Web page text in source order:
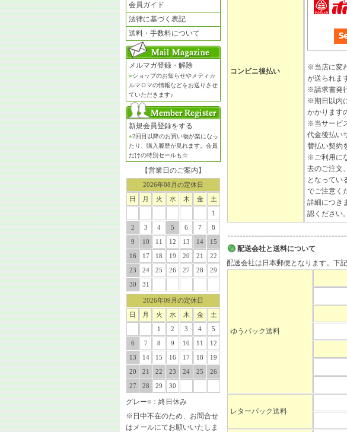
会員ガイド
法律に基づく表記
送料・手数料について
メルマガ登録・解除
●ショップのお知らせやメディカ
ルマロマの情報などをお送りさせ
ていただきます♪
新規会員登録をする
●2回目以降のお買い物が楽になっ
たり、購入履歴が見れます。会員
だけの特別セールも☆
【営業日のご案内】
2026年08月の定休日
日
月 火 水 木 金
土
1
2
3 4 5 6 7
8
9
10 11 12 13 14
15
16
17 18 19 20 21
22
23
24 25 26 27 28
29
30
31
2026年09月の定休日
日
月 火 水 木 金
土
1
2 3 4
5
6
7 8 9 10 11
12
13
14 15 16 17 18
19
20
21 22 23 24 25
26
27
28 29 30
グレー■ ：終日休み
※日中不在のため、お問合せ
はメールにてお願いいたしま
コンビニ後払い
※当店に変
が送られま
※請求書発
※期日以内
かかります
※当サービ
代金後払い
替払い契約
※ご利用に
去のご注文
となってい
でご注意く
詳細につき
認ください。
配送会社と送料について
配送会社は日本郵便となります。下
ゆうパック送料
レターパック送料